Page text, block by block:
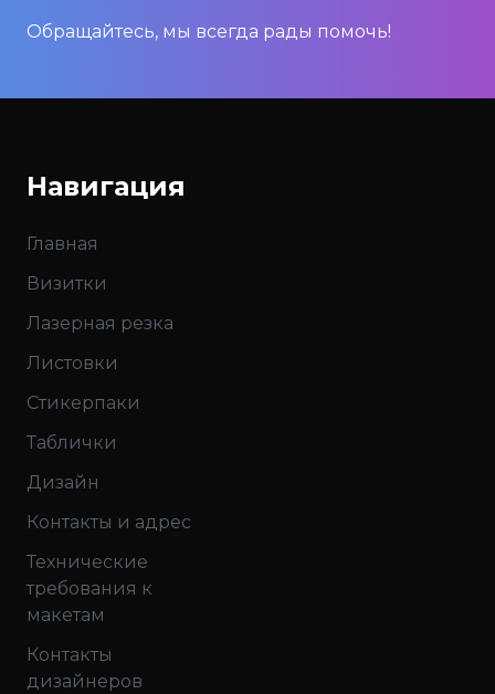
Обращайтесь, мы всегда рады помочь!
Навигация
Главная
Визитки
Лазерная резка
Листовки
Стикерпаки
Таблички
Дизайн
Контакты и адрес
Технические
требования к
макетам
Контакты
дизайнеров